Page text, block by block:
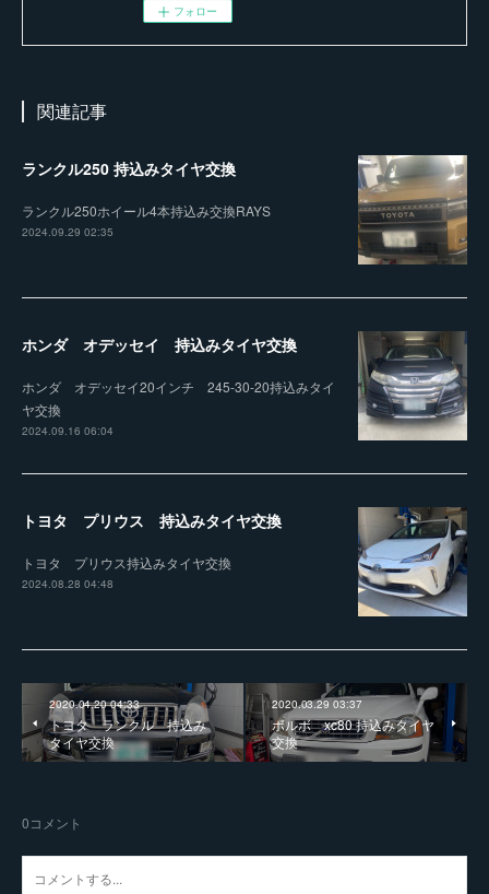
フォロー
関連記事
ランクル250 持込みタイヤ交換
ランクル250ホイール4本持込み交換RAYS
2024.09.29 02:35
ホンダ オデッセイ 持込みタイヤ交換
ホンダ オデッセイ20インチ 245-30-20持込みタイ
ヤ交換
2024.09.16 06:04
トヨタ プリウス 持込みタイヤ交換
トヨタ プリウス持込みタイヤ交換
2024.08.28 04:48
2020.04.20 04:33
トヨタ ランクル 持込み
タイヤ交換
2020.03.29 03:37
ボルボ xc80 持込みタイヤ
交換
0コメント